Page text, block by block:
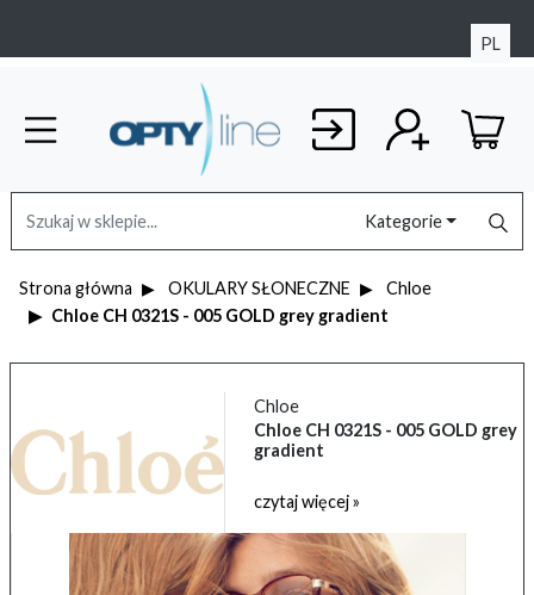
PL
Kategorie
Strona główna OKULARY SŁONECZNE
Chloe
Chloe CH 0321S - 005 GOLD grey gradient
Chloe
Chloe CH 0321S - 005 GOLD grey
gradient
czytaj więcej »